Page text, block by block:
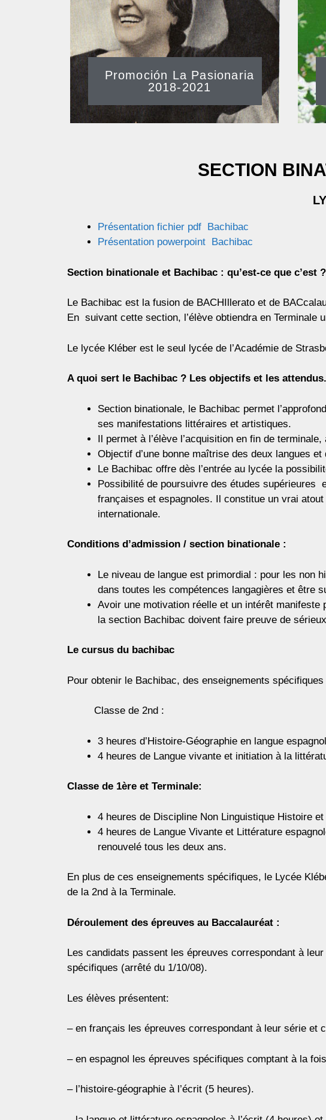
Promoción La Pasionaria
2018-2021
SECTION
Présentation fichier pdf Bachibac
Présentation powerpoint Bachibac
Section binationale et Bachibac : qu’est-ce que c’est ?
Le Bachibac est la fusion de BACHIllerato et de
En suivant cette section, l’élève obtiendra en Terminale
Le lycée Kléber est le seul lycée de l’Académie de
A quoi sert le Bachibac ? Les objectifs et les attendus.
Section binationale, le Bachibac permet
ses manifestations littéraires et artistiques.
Il permet à l’élève l’acquisition en fin de
Objectif d’une bonne maîtrise des deux langues
Le Bachibac offre dès l’entrée au lycée la
Possibilité de poursuivre des études supérieures
françaises et espagnoles. Il constitue un vrai
internationale.
Conditions d’admission / section binationale :
Le niveau de langue est primordial : pour les non
dans toutes les compétences langagières et être
Avoir une motivation réelle et un intérêt manifeste
la section Bachibac doivent faire preuve de
Le cursus du bachibac
Pour obtenir le Bachibac, des enseignements
Classe de 2nd :
3 heures d’Histoire-Géographie en langue
4 heures de Langue vivante et initiation à la
Classe de 1ère et Terminale:
4 heures de Discipline Non Linguistique Histoire
4 heures de Langue Vivante et Littérature
renouvelé tous les deux ans.
En plus de ces enseignements spécifiques, le Lycée
de la 2nd à la Terminale.
Déroulement des épreuves au Baccalauréat :
Les candidats passent les épreuves correspondant à leur
spécifiques (arrêté du 1/10/08).
Les élèves présentent:
– en français les épreuves correspondant à leur série et
– en espagnol les épreuves spécifiques comptant à la
– l’histoire-géographie à l’écrit (5 heures).